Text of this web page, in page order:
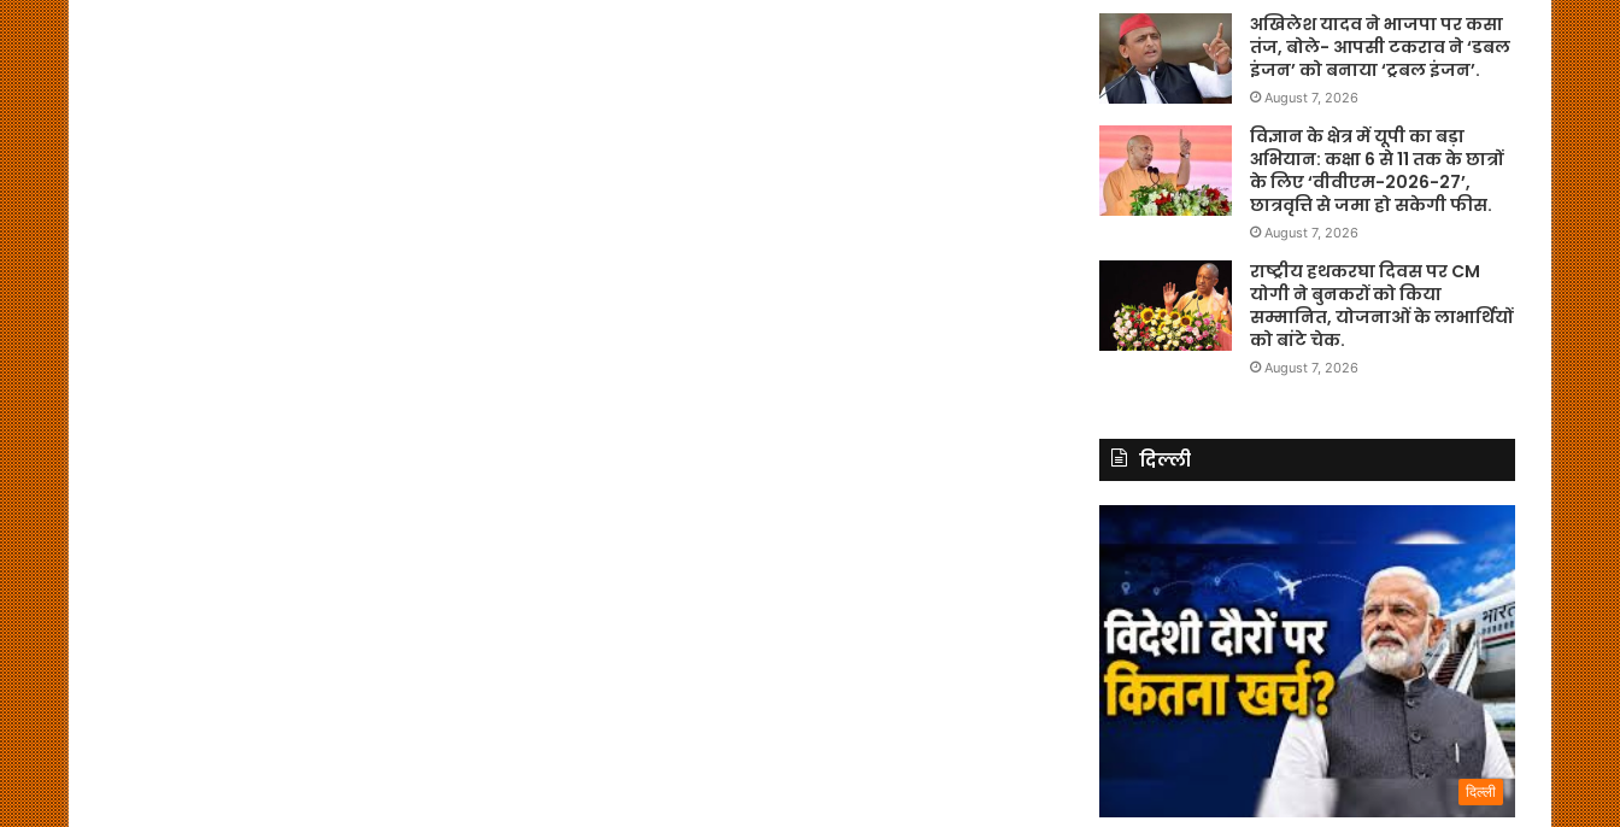
अखिलेश यादव ने भाजपा पर कसा
तंज, बोले- आपसी टकराव ने ‘डबल
इंजन’ को बनाया ‘ट्रबल इंजन’.
August 7, 2026
विज्ञान के क्षेत्र में यूपी का बड़ा
अभियान: कक्षा 6 से 11 तक के छात्रों
के लिए ‘वीवीएम-2026-27’,
छात्रवृत्ति से जमा हो सकेगी फीस.
August 7, 2026
राष्ट्रीय हथकरघा दिवस पर CM
योगी ने बुनकरों को किया
सम्मानित, योजनाओं के लाभार्थियों
को बांटे चेक.
August 7, 2026
दिल्ली
दिल्ली